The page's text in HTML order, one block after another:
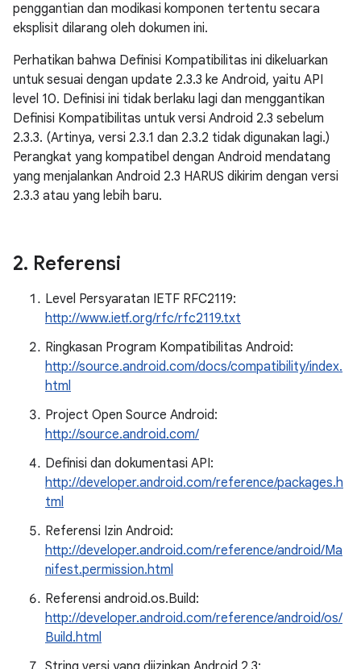
penggantian dan modikasi komponen tertentu secara
eksplisit dilarang oleh dokumen ini.
Perhatikan bahwa Definisi Kompatibilitas ini dikeluarkan
untuk sesuai dengan update 2.3.3 ke Android, yaitu API
level 10. Definisi ini tidak berlaku lagi dan menggantikan
Definisi Kompatibilitas untuk versi Android 2.3 sebelum
2.3.3. (Artinya, versi 2.3.1 dan 2.3.2 tidak digunakan lagi.)
Perangkat yang kompatibel dengan Android mendatang
yang menjalankan Android 2.3 HARUS dikirim dengan versi
2.3.3 atau yang lebih baru.
2. Referensi
Level Persyaratan IETF RFC2119:
http://www.ietf.org/rfc/rfc2119.txt
Ringkasan Program Kompatibilitas Android:
http://source.android.com/docs/compatibility/index.
html
Project Open Source Android:
http://source.android.com/
Definisi dan dokumentasi API:
http://developer.android.com/reference/packages.h
tml
Referensi Izin Android:
http://developer.android.com/reference/android/Ma
nifest.permission.html
Referensi android.os.Build:
http://developer.android.com/reference/android/os/
Build.html